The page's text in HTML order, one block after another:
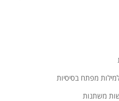
מפתח בסיסיות
משתנות